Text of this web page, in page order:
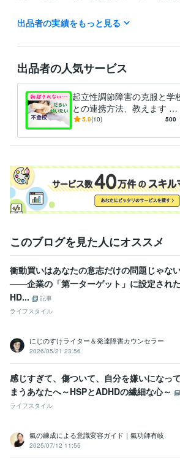
なるべくメッセージをいただいてからご購入いた
と準備ができます☺️よろしくお願いします。
【基本的には】
毎日９：３０～２4：００待機しています。
メッセージは、24時間受け付けております。外
合がありますので、お気軽にご連絡ください。
経験職種
ライフスタイル・その他 / カウンセラー・コーチ
ライフスタイル・その他 / 公務員 経験年数 :
公立学校養護教諭 1983年3月 ~ 2022年2月
ちいこの保健室 2023年6月 ~ 現在
資格・検定
養護教諭免許 取得年 : 1982年
日商簿記検定3級
Excel:30年Excel:30年PowerPoint:20年
Word:30年
悩み相談・カウンセリング 学校に関するすべ
学校 教育 相談 不登校 保健室 家族問題
学習指導・資格・キャリア相談
学歴
千葉県立養護教諭養成所
出品者の実績をもっと見る
出品者の人気サービス
起立性調節障害の克服と学
との連携方法、教えます こ
の病気を正しく知ってもら
す
5.0(10) 500
このブログを見た人にオススメ
衝動買いはあなたの意志だけの問題じゃな
——企業の「第一ターゲット」に設定され
HD...
記事
ライフスタイル
にじのすけライター＆発達障害カウンセラー
2026/05/21 23:56
感じすぎて、傷ついて、自分を嫌いになっ
まうあなたへ～HSPとADHDの繊細な心～
ライフスタイル
氣の練成による意識変容ガイド｜氣功師有岐
2025/07/12 11:55